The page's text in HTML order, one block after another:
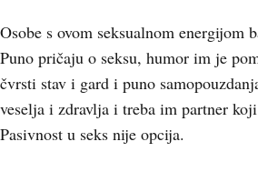
Osobe s ovom seksualnom energijom
Puno pričaju o seksu, humor im je
čvrsti stav i gard i puno
veselja i zdravlja i treba im partner
Pasivnost u seks nije opcija.